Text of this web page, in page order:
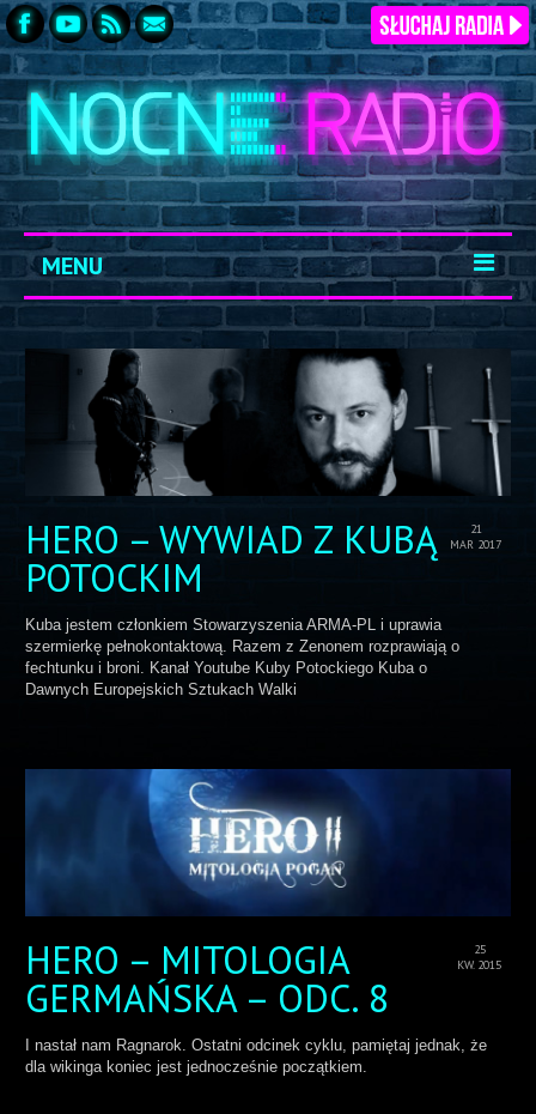
MENU
START
ARCHIWUM
KONTAKT
LOGOWANIE
21
MAR 2017
HERO – WYWIAD Z KUBĄ
POTOCKIM
Kuba jestem członkiem Stowarzyszenia ARMA-PL i uprawia
szermierkę pełnokontaktową. Razem z Zenonem rozprawiają o
fechtunku i broni. Kanał Youtube Kuby Potockiego Kuba o
Dawnych Europejskich Sztukach Walki
25
KW. 2015
HERO – MITOLOGIA
GERMAŃSKA – ODC. 8
I nastał nam Ragnarok. Ostatni odcinek cyklu, pamiętaj jednak, że
dla wikinga koniec jest jednocześnie początkiem.